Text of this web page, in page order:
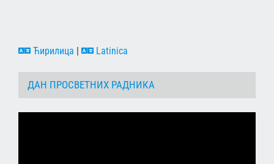
Ћирилица | Latinica
ДАН ПРОСВЕТНИХ РАДНИКА